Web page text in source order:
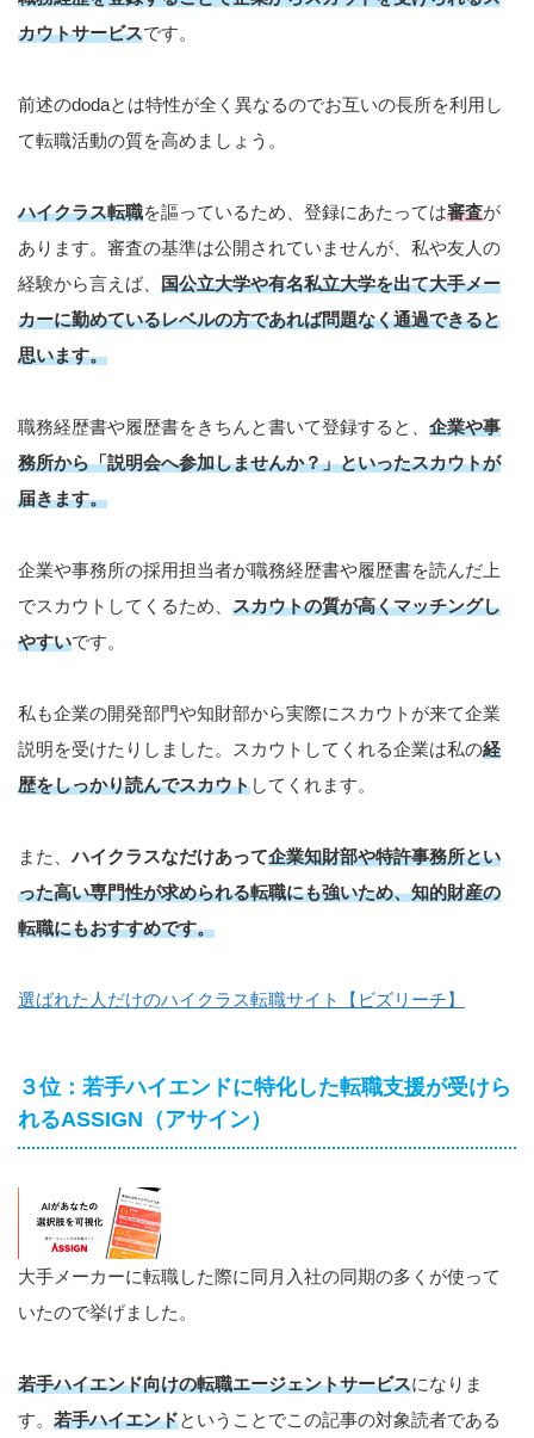
カウトサービスです。
前述のdodaとは特性が全く異なるのでお互いの長所を利用し
て転職活動の質を高めましょう。
ハイクラス転職を謳っているため、登録にあたっては審査が
あります。審査の基準は公開されていませんが、私や友人の
経験から言えば、 国公立大学や有名私立大学を出て大手メー
カーに勤めているレベルの方であれば問題なく通過できると
思います。
職務経歴書や履歴書をきちんと書いて登録すると、 企業や事
務所から「説明会へ参加しませんか？」といったスカウトが
届きます。
企業や事務所の採用担当者が職務経歴書や履歴書を読んだ上
でスカウトしてくるため、 スカウトの質が高くマッチングし
やすいです。
私も企業の開発部門や知財部から実際にスカウトが来て企業
説明を受けたりしました。スカウトしてくれる企業は私の経
歴をしっかり読んでスカウトしてくれます。
また、ハイクラスなだけあって企業知財部や特許事務所とい
った高い専門性が求められる転職にも強いため、知的財産の
転職にもおすすめです。
選ばれた人だけのハイクラス転職サイト【ビズリーチ】
３位：若手ハイエンドに特化した転職支援が受けら
れるASSIGN（アサイン）
大手メーカーに転職した際に同月入社の同期の多くが使って
いたので挙げました。
若手ハイエンド向けの転職エージェントサービスになりま
す。 若手ハイエンドということでこの記事の対象読者である